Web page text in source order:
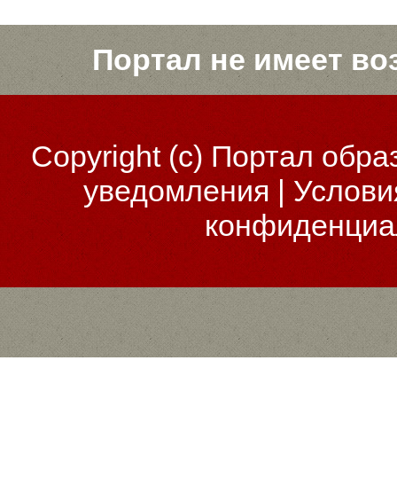
Портал не имеет
Copyright (c)Портал
уведомления |